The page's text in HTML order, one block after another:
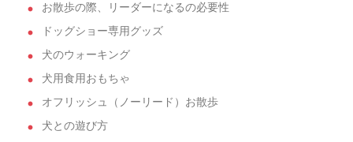
お散歩の際、リーダーになるの必要性
ドッグショー専用グッズ
犬のウォーキング
犬用食用おもちゃ
オフリッシュ（ノーリード）お散歩
犬との遊び方